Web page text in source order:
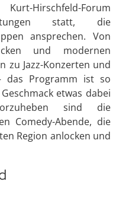
Hirschfeld-Forum
statt, die
ansprechen. Von
und modernen
zu Jazz-Konzerten und
das Programm ist so
etwas dabei
sind die
Comedy-Abende, die
Region anlocken und